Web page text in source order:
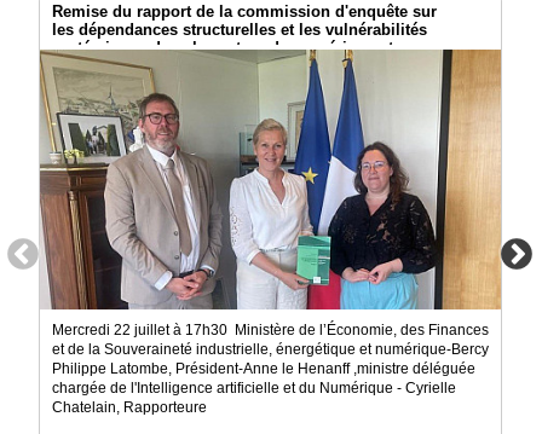
Remise du rapport de la commission d'enquête sur
les dépendances structurelles et les vulnérabilités
systémiques dans le secteur du numérique et
les risques pour l’indépendance de la France
Mercredi 22 juillet à 17h30 Ministère de l’Économie, des Finances
et de la Souveraineté industrielle, énergétique et numérique-Bercy
Philippe Latombe, Président-Anne le Henanff ,ministre déléguée
chargée de l'Intelligence artificielle et du Numérique - Cyrielle
Chatelain, Rapporteure